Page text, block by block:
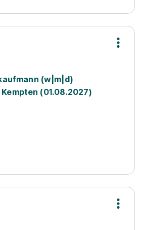
(w|m|d)
(01.08.2027)